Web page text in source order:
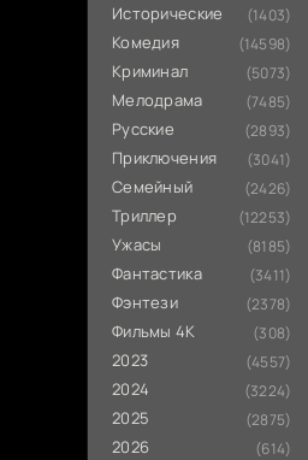
Исторические (1403)
Комедия (14598)
Криминал (5073)
Мелодрама (7485)
Русские (2893)
Приключения (3041)
Семейный (2426)
Триллер (12253)
Ужасы (8185)
Фантастика (3411)
Фэнтези (2378)
Фильмы 4К (308)
2023 (4557)
2024 (3224)
2025 (2875)
2026 (614)